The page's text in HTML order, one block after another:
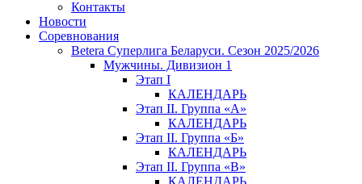
Контакты
Новости
Соревнования
Betera Суперлига Беларуси. Сезон 2025/2026
Мужчины. Дивизион 1
Этап I
КАЛЕНДАРЬ
Этап II. Группа «А»
КАЛЕНДАРЬ
Этап II. Группа «Б»
КАЛЕНДАРЬ
Этап II. Группа «В»
КАЛЕНДАРЬ